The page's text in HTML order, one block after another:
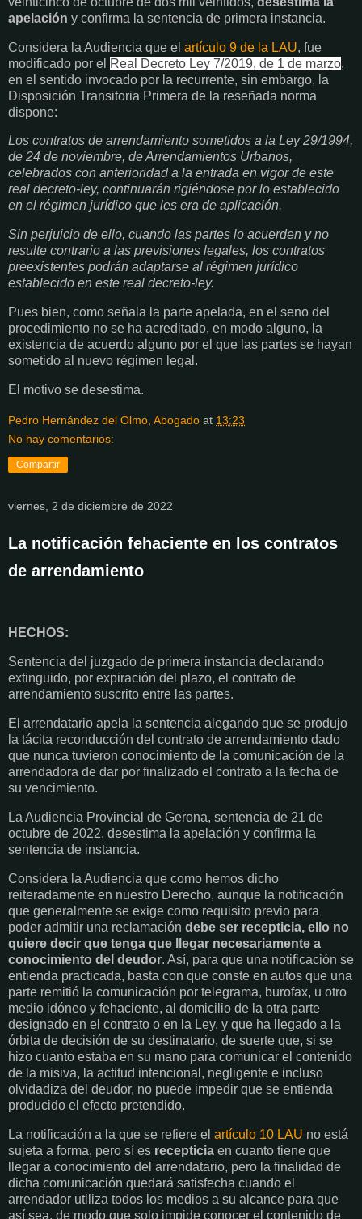
apelación y confirma la sentencia de primera instancia.
Considera la Audiencia que el artículo 9 de la LAU, fue
modificado por el Real Decreto Ley 7/2019, de 1 de marzo,
en el sentido invocado por la recurrente, sin embargo, la
Disposición Transitoria Primera de la reseñada norma
dispone:
Los contratos de arrendamiento sometidos a la Ley 29/1994,
de 24 de noviembre, de Arrendamientos Urbanos,
celebrados con anterioridad a la entrada en vigor de este
real decreto-ley, continuarán rigiéndose por lo establecido
en el régimen jurídico que les era de aplicación.
Sin perjuicio de ello, cuando las partes lo acuerden y no
resulte contrario a las previsiones legales, los contratos
preexistentes podrán adaptarse al régimen jurídico
establecido en este real decreto-ley.
Pues bien, como señala la parte apelada, en el seno del
procedimiento no se ha acreditado, en modo alguno, la
existencia de acuerdo alguno por el que las partes se hayan
sometido al nuevo régimen legal.
El motivo se desestima.
Pedro Hernández del Olmo, Abogado at 13:23
No hay comentarios:
Compartir
viernes, 2 de diciembre de 2022
La notificación fehaciente en los contratos
de arrendamiento
HECHOS:
Sentencia del juzgado de primera instancia declarando
extinguido, por expiración del plazo, el contrato de
arrendamiento suscrito entre las partes.
El arrendatario apela la sentencia alegando que se produjo
la tácita reconducción del contrato de arrendamiento dado
que nunca tuvieron conocimiento de la comunicación de la
arrendadora de dar por finalizado el contrato a la fecha de
su vencimiento.
La Audiencia Provincial de Gerona, sentencia de 21 de
octubre de 2022, desestima la apelación y confirma la
sentencia de instancia.
Considera la Audiencia que como hemos dicho
reiteradamente en nuestro Derecho, aunque la notificación
que generalmente se exige como requisito previo para
poder admitir una reclamación debe ser recepticia, ello no
quiere decir que tenga que llegar necesariamente a
conocimiento del deudor. Así, para que una notificación se
entienda practicada, basta con que conste en autos que una
parte remitió la comunicación por telegrama, burofax, u otro
medio idóneo y fehaciente, al domicilio de la otra parte
designado en el contrato o en la Ley, y que ha llegado a la
órbita de decisión de su destinatario, de suerte que, si se
hizo cuanto estaba en su mano para comunicar el contenido
de la misiva, la actitud intencional, negligente e incluso
olvidadiza del deudor, no puede impedir que se entienda
producido el efecto pretendido.
La notificación a la que se refiere el artículo 10 LAU no está
sujeta a forma, pero sí es recepticia en cuanto tiene que
llegar a conocimiento del arrendatario, pero la finalidad de
dicha comunicación quedará satisfecha cuando el
arrendador utiliza todos los medios a su alcance para que
así sea, de modo que solo impide conocer el contenido de